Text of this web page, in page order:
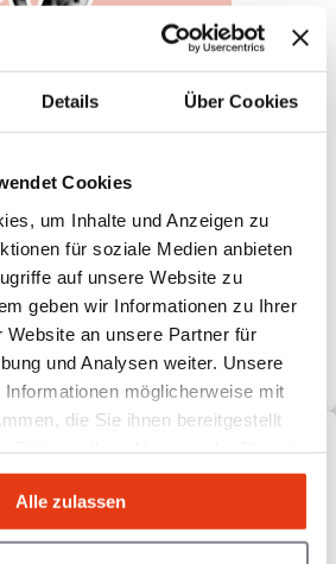
Details Über Cookies
Cookies
um Inhalte und Anzeigen zu
für soziale Medien anbieten
auf unsere Website zu
geben wir Informationen zu Ihrer
Website an unsere Partner für
und Analysen weiter. Unsere
möglicherweise mit
die Sie ihnen bereitgestellt
Alle zulassen
erleben.